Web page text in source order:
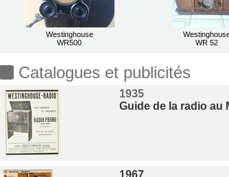
Westinghouse
WR500
WR 52
Catalogues et publicités
1935
Guide de la radio au
1967